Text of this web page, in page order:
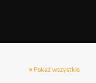
Pokaż wszystkie